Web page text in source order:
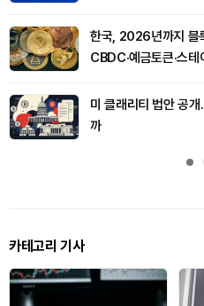
한국, 2026년까지 블
CBDC·예금토큰·스
미 클래리티 법안 공
까
카테고리 기사